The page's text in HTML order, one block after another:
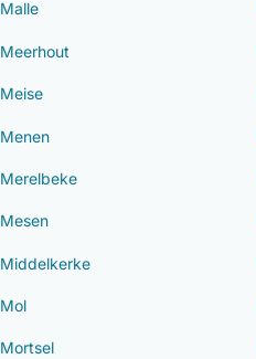
Malle
Meerhout
Meise
Menen
Merelbeke
Mesen
Middelkerke
Mol
Mortsel